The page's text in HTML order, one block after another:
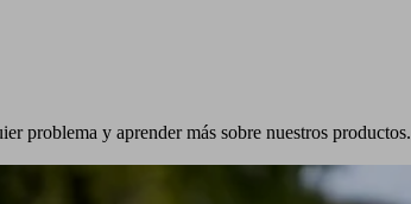
problema y aprender más sobre nuestros productos.